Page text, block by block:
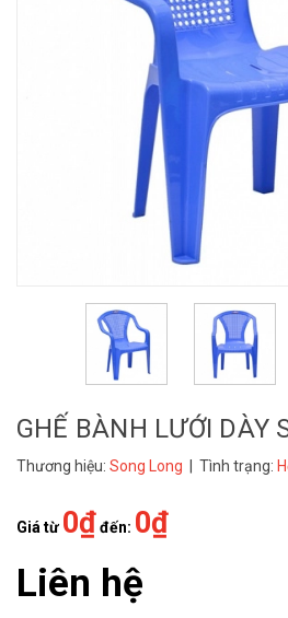
GHẾ BÀNH LƯỚI DÀY
Thương hiệu: Song Long | Tình trạng:
Giá từ 0₫đến: 0₫
Liên hệ